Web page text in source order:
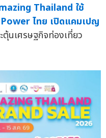
Thailand ใช้
ไทย เปิดแคมเปญ
นเศรษฐกิจท่องเที่ยว